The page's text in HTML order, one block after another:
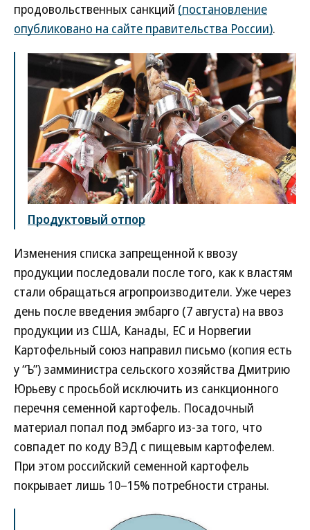
продовольственных санкций (постановление
опубликовано на сайте правительства России).
Продуктовый отпор
Изменения списка запрещенной к ввозу
продукции последовали после того, как к властям
стали обращаться агропроизводители. Уже через
день после введения эмбарго (7 августа) на ввоз
продукции из США, Канады, ЕС и Норвегии
Картофельный союз направил письмо (копия есть
у “Ъ”) замминистра сельского хозяйства Дмитрию
Юрьеву с просьбой исключить из санкционного
перечня семенной картофель. Посадочный
материал попал под эмбарго из-за того, что
совпадет по коду ВЭД с пищевым картофелем.
При этом российский семенной картофель
покрывает лишь 10–15% потребности страны.